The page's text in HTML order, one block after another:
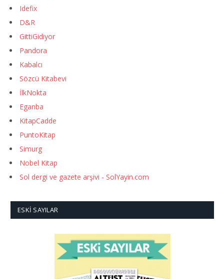
Idefix
D&R
GittiGidiyor
Pandora
Kabalcı
Sözcü Kitabevi
İlkNokta
Eganba
KitapCadde
PuntoKitap
Simurg
Nobel Kitap
Sol dergi ve gazete arşivi - SolYayin.com
ESKI SAYILAR